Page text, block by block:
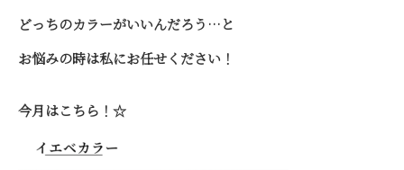
どっちのカラーがいいんだろう…と
お悩みの時は私にお任せください！
今月はこちら！☆